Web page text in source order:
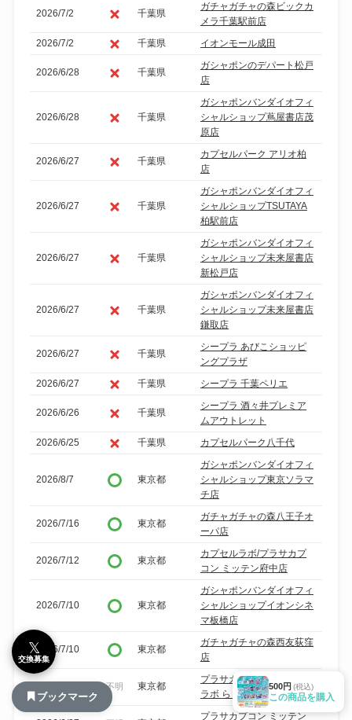
2026/7/2 千葉県
ガチャガチャの森ビックカ
メラ千葉駅前店
2026/7/2
千葉県 イオンモール成田
2026/6/28 千葉県
ガシャポンのデパート松戸
店
2026/6/28 千葉県
ガシャポンバンダイオフィ
シャルショップ蔦屋書店茂
原店
2026/6/27 千葉県
カプセルパーク アリオ柏
店
2026/6/27 千葉県
ガシャポンバンダイオフィ
シャルショップTSUTAYA
柏駅前店
2026/6/27 千葉県
ガシャポンバンダイオフィ
シャルショップ未来屋書店
新松戸店
2026/6/27 千葉県
ガシャポンバンダイオフィ
シャルショップ未来屋書店
鎌取店
2026/6/27 千葉県
シープラ あびこショッピ
ングプラザ
2026/6/27
千葉県 シープラ 千葉ペリエ
2026/6/26 千葉県
シープラ 酒々井プレミア
ムアウトレット
2026/6/25
千葉県 カプセルパーク八千代
2026/8/7 東京都
ガシャポンバンダイオフィ
シャルショップ東京ソラマ
チ店
2026/7/16 東京都
ガチャガチャの森八王子オ
ーパ店
2026/7/12 東京都
カプセルラボ/プラサカプ
コン ミッテン府中店
2026/7/10 東京都
ガシャポンバンダイオフィ
シャルショップイオンシネ
マ板橋店
2026/7/10 東京都
ガチャガチャの森西友荻窪
店
不明 東京都
プラサカプコン/カプセル
ラボ ららテラス北綾瀬店
プラサカプコン ミッテン
500円 (税込)
この商品を購入
𝕏
交換募集
ブックマーク